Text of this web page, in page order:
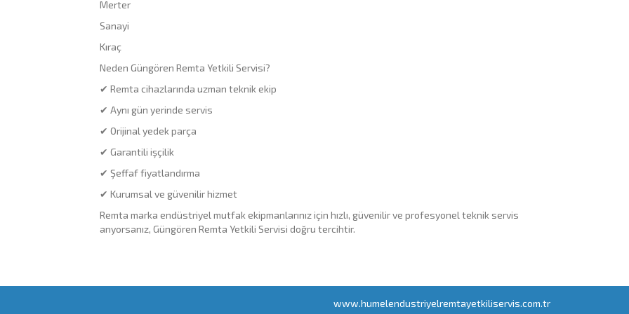
Merter
Sanayi
Kıraç
Neden Güngören Remta Yetkili Servisi?
✔ Remta cihazlarında uzman teknik ekip
✔ Aynı gün yerinde servis
✔ Orijinal yedek parça
✔ Garantili işçilik
✔ Şeffaf fiyatlandırma
✔ Kurumsal ve güvenilir hizmet
Remta marka endüstriyel mutfak ekipmanlarınız için hızlı, güvenilir ve profesyonel teknik servis
arıyorsanız, Güngören Remta Yetkili Servisi doğru tercihtir.
www.humelendustriyelremtayetkiliservis.com.tr